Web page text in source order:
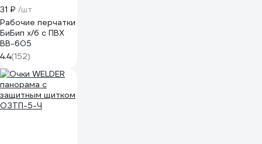
31 ₽ /шт
Рабочие перчатки
БиБип х/б с ПВХ
BB-605
4.4(152)